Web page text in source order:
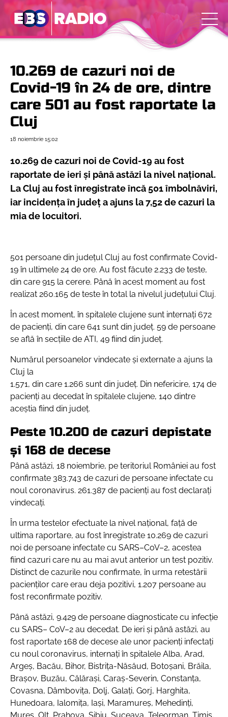
10.269 de cazuri noi de
Covid-19 în 24 de ore, dintre
care 501 au fost raportate la
Cluj
18 noiembrie 15:02
10.269 de cazuri noi de Covid-19 au fost
raportate de ieri și până astăzi la nivel național.
La Cluj au fost înregistrate încă 501 îmbolnăviri,
iar incidența în județ a ajuns la 7,52 de cazuri la
mia de locuitori.
501 persoane din județul Cluj au fost confirmate Covid-
19 în ultimele 24 de ore. Au fost făcute 2.233 de teste,
din care 915 la cerere. Până în acest moment au fost
realizat 260.165 de teste în total la nivelul județului Cluj.
În acest moment, în spitalele clujene sunt internați 672
de pacienți, din care 641 sunt din județ. 59 de persoane
se află în secțiile de ATI, 49 fiind din județ.
Numărul persoanelor vindecate și externate a ajuns la
Cluj la
1.571, din care 1.266 sunt din județ. Din nefericire, 174 de
pacienți au decedat în spitalele clujene, 140 dintre
aceștia fiind din județ.
Peste 10.200 de cazuri depistate
și 168 de decese
Până astăzi, 18 noiembrie, pe teritoriul României au fost
confirmate 383.743 de cazuri de persoane infectate cu
noul coronavirus. 261.387 de pacienți au fost declarați
vindecați.
În urma testelor efectuate la nivel național, față de
ultima raportare, au fost înregistrate 10.269 de cazuri
noi de persoane infectate cu SARS–CoV–2, acestea
fiind cazuri care nu au mai avut anterior un test pozitiv.
Distinct de cazurile nou confirmate, în urma retestării
pacienților care erau deja pozitivi, 1.207 persoane au
fost reconfirmate pozitiv.
Până astăzi, 9.429 de persoane diagnosticate cu infecție
cu SARS– CoV–2 au decedat. De ieri și până astăzi, au
fost raportate 168 de decese ale unor pacienți infectați
cu noul coronavirus, internați în spitalele Alba, Arad,
Argeș, Bacău, Bihor, Bistrița-Năsăud, Botoșani, Brăila,
Brașov, Buzău, Călărași, Caraș-Severin, Constanța,
Covasna, Dâmbovița, Dolj, Galați, Gorj, Harghita,
Hunedoara, Ialomița, Iași, Maramureș, Mehedinți,